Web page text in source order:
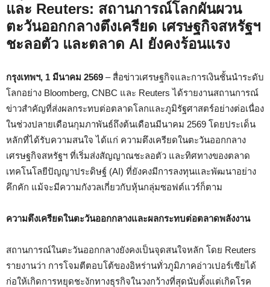
และ Reuters: สถานการณ์โลกผันผวน
ตะวันออกกลางตึงเครียด เศรษฐกิจสหรัฐฯ
ชะลอตัว และตลาด AI ยังคงร้อนแรง
กรุงเทพฯ, 1 มีนาคม 2569 – สื่อข่าวเศรษฐกิจและการเงินชั้นนำระดับ
โลกอย่าง Bloomberg, CNBC และ Reuters ได้รายงานสถานการณ์
ข่าวสำคัญที่ส่งผลกระทบต่อตลาดโลกและภูมิรัฐศาสตร์อย่างต่อเนื่อง
ในช่วงปลายเดือนกุมภาพันธ์ถึงต้นเดือนมีนาคม 2569 โดยประเด็น
หลักที่ได้รับความสนใจ ได้แก่ ความตึงเครียดในตะวันออกกลาง
เศรษฐกิจสหรัฐฯ ที่เริ่มส่งสัญญาณชะลอตัว และทิศทางของตลาด
เทคโนโลยีปัญญาประดิษฐ์ (AI) ที่ยังคงมีการลงทุนและพัฒนาอย่าง
คึกคัก แม้จะมีความกังวลเกี่ยวกับหุ้นกลุ่มซอฟต์แวร์ก็ตาม
ความตึงเครียดในตะวันออกกลางและผลกระทบต่อตลาดพลังงาน
สถานการณ์ในตะวันออกกลางยังคงเป็นจุดสนใจหลัก โดย Reuters
รายงานว่า การโจมตีตอบโต้ของอิหร่านทั่วภูมิภาคอ่าวเปอร์เซียได้
ก่อให้เกิดการหยุดชะงักทางธุรกิจในวงกว้างที่สุดนับตั้งแต่เกิดโรค